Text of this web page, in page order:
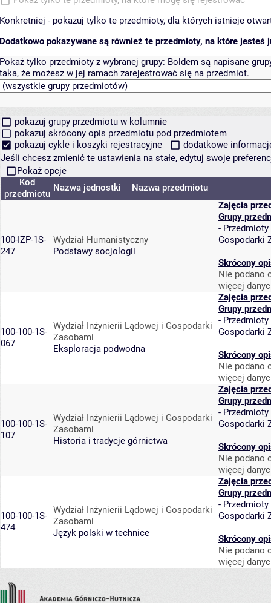
Konkretniej - pokazuj tylko te przedmioty, dla których istnieje
Dodatkowo pokazywane są również te przedmioty, na które jesteś
Pokaż tylko przedmioty z wybranej grupy: Boldem są napisane
taka, że możesz w jej ramach zarejestrować się na przedmiot.
pokazuj grupy przedmiotu w kolumnie
pokazuj skrócony opis przedmiotu pod przedmiotem
pokazuj cykle i koszyki rejestracyjne
dodatkowe
Jeśli chcesz zmienić te ustawienia na stałe, edytuj swoje
Pokaż opcje
Kod
przedmiotu
Nazwa jednostki Nazwa przedmiotu
100-IZP-1S-
247
Wydział Humanistyczny
Podstawy socjologii
Zajęcia
Grupy
- Przedmioty
Gospodarki
Skrócony
Nie podano
więcej
100-100-1S-
067
Wydział Inżynierii Lądowej i Gospodarki
Zasobami
Eksploracja podwodna
Zajęcia
Grupy
- Przedmioty
Gospodarki
Skrócony
Nie podano
więcej
100-100-1S-
107
Wydział Inżynierii Lądowej i Gospodarki
Zasobami
Historia i tradycje górnictwa
Zajęcia
Grupy
- Przedmioty
Gospodarki
Skrócony
Nie podano
więcej
100-100-1S-
474
Wydział Inżynierii Lądowej i Gospodarki
Zasobami
Język polski w technice
Zajęcia
Grupy
- Przedmioty
Gospodarki
Skrócony
Nie podano
więcej